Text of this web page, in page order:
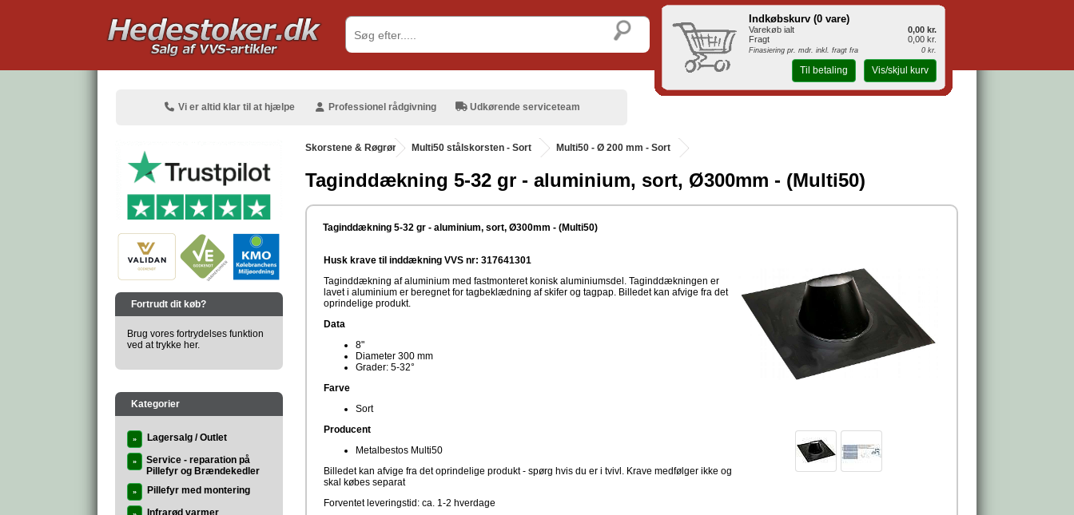
Vi er altid klar til at hjælpe Professionel rådgivning Udkørende serviceteam
Fortrudt dit køb?
Brug vores fortrydelses funktion
ved at trykke her.
Kategorier
» Lagersalg / Outlet
»
Service - reparation på
Pillefyr og Brændekedler
» Pillefyr med montering
Infrarød varmer
Skorstene & Røgrør . Multi50 stålskorsten - Sort Multi50 - Ø 200 mm - Sort
Taginddækning 5-32 gr - aluminium, sort, Ø300mm - (Multi50)
Taginddækning 5-32 gr - aluminium, sort, Ø300mm - (Multi50)
Husk krave til inddækning VVS nr: 317641301
Taginddækning af aluminium med fastmonteret konisk aluminiumsdel. Taginddækningen er
lavet i aluminium er beregnet for tagbeklædning af skifer og tagpap. Billedet kan afvige fra det
oprindelige produkt.
Data
8"
Diameter 300 mm
Grader: 5-32°
Farve
Sort
Producent
Metalbestos Multi50
Billedet kan afvige fra det oprindelige produkt - spørg hvis du er i tvivl. Krave medfølger ikke og
skal købes separat
Forventet leveringstid: ca. 1-2 hverdage
Indkøbskurv (0 vare)
Varekøb ialt
0,00 kr.
Fragt
0,00 kr.
Finasiering pr. mdr. inkl. fragt fra 0 kr.
Til betaling Vis/skjul kurv